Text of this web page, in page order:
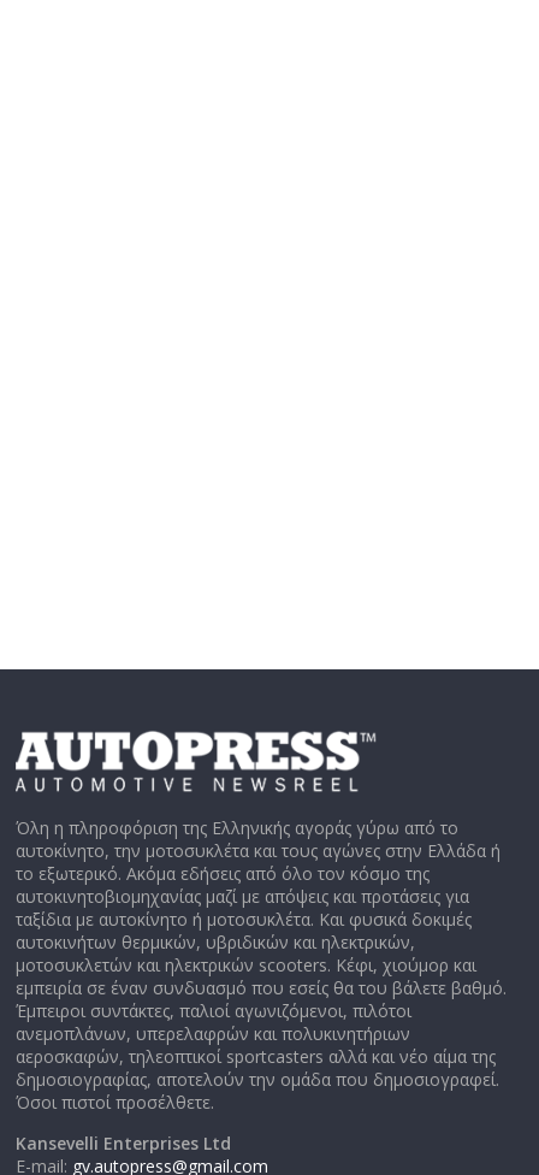
Όλη η πληροφόριση της Ελληνικής αγοράς γύρω από το
αυτοκίνητο, την μοτοσυκλέτα και τους αγώνες στην Ελλάδα ή
το εξωτερικό. Ακόμα εδήσεις από όλο τον κόσμο της
αυτοκινητοβιομηχανίας μαζί με απόψεις και προτάσεις για
ταξίδια με αυτοκίνητο ή μοτοσυκλέτα. Και φυσικά δοκιμές
αυτοκινήτων θερμικών, υβριδικών και ηλεκτρικών,
μοτοσυκλετών και ηλεκτρικών scooters. Κέφι, χιούμορ και
εμπειρία σε έναν συνδυασμό που εσείς θα του βάλετε βαθμό.
Έμπειροι συντάκτες, παλιοί αγωνιζόμενοι, πιλότοι
ανεμοπλάνων, υπερελαφρών και πολυκινητήριων
αεροσκαφών, τηλεοπτικοί sportcasters αλλά και νέο αίμα της
δημοσιογραφίας, αποτελούν την ομάδα που δημοσιογραφεί.
Όσοι πιστοί προσέλθετε.
Kansevelli Enterprises Ltd
E-mail: gv.autopress@gmail.com